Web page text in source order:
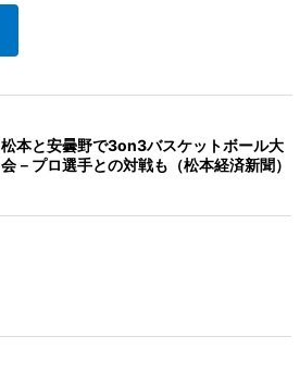
松本と安曇野で3on3バスケットボール大
会－プロ選手との対戦も（松本経済新聞）